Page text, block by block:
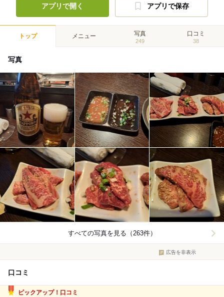
アプリで開く アプリで保存
トップ メニュー 写真
249
口コミ
38
写真
すべての写真を見る（263件）
広告を非表示
口コミ
ピックアップ！口コミ